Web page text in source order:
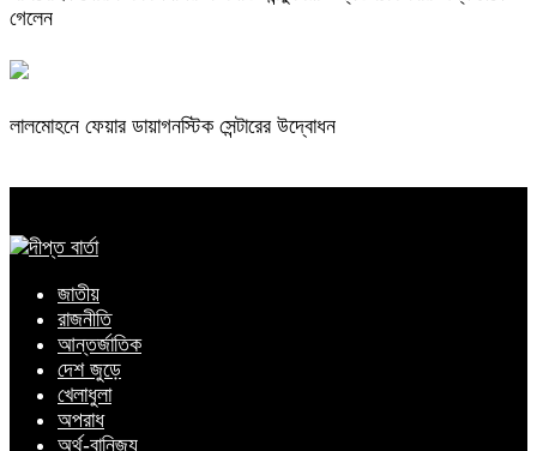
গেলেন
লালমোহনে ফেয়ার ডায়াগনস্টিক সেন্টারের উদ্বোধন
জাতীয়
রাজনীতি
আন্তর্জাতিক
দেশ জুড়ে
খেলাধুলা
অপরাধ
অর্থ-বানিজ্য